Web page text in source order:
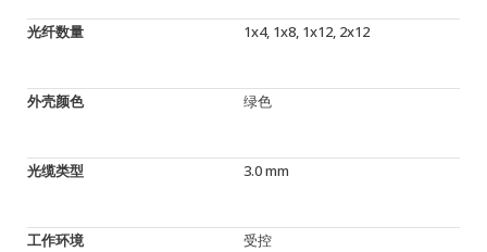
光纤数量 1x4, 1x8, 1x12, 2x12
外壳颜色 绿色
光缆类型 3.0 mm
工作环境 受控